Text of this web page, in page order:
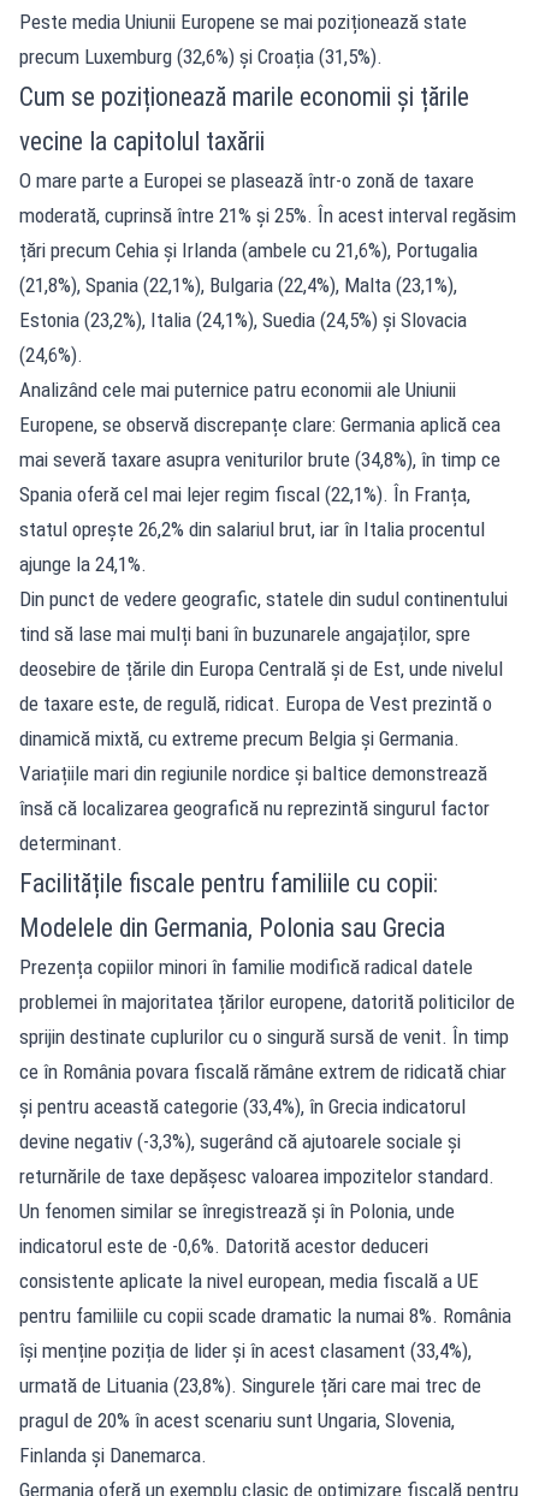
Peste media Uniunii Europene se mai poziționează state
precum Luxemburg (32,6%) și Croația (31,5%).
Cum se poziționează marile economii și țările
vecine la capitolul taxării
O mare parte a Europei se plasează într-o zonă de taxare
moderată, cuprinsă între 21% și 25%. În acest interval regăsim
țări precum Cehia și Irlanda (ambele cu 21,6%), Portugalia
(21,8%), Spania (22,1%), Bulgaria (22,4%), Malta (23,1%),
Estonia (23,2%), Italia (24,1%), Suedia (24,5%) și Slovacia
(24,6%).
Analizând cele mai puternice patru economii ale Uniunii
Europene, se observă discrepanțe clare: Germania aplică cea
mai severă taxare asupra veniturilor brute (34,8%), în timp ce
Spania oferă cel mai lejer regim fiscal (22,1%). În Franța,
statul oprește 26,2% din salariul brut, iar în Italia procentul
ajunge la 24,1%.
Din punct de vedere geografic, statele din sudul continentului
tind să lase mai mulți bani în buzunarele angajaților, spre
deosebire de țările din Europa Centrală și de Est, unde nivelul
de taxare este, de regulă, ridicat. Europa de Vest prezintă o
dinamică mixtă, cu extreme precum Belgia și Germania.
Variațiile mari din regiunile nordice și baltice demonstrează
însă că localizarea geografică nu reprezintă singurul factor
determinant.
Facilitățile fiscale pentru familiile cu copii:
Modelele din Germania, Polonia sau Grecia
Prezența copiilor minori în familie modifică radical datele
problemei în majoritatea țărilor europene, datorită politicilor de
sprijin destinate cuplurilor cu o singură sursă de venit. În timp
ce în România povara fiscală rămâne extrem de ridicată chiar
și pentru această categorie (33,4%), în Grecia indicatorul
devine negativ (-3,3%), sugerând că ajutoarele sociale și
returnările de taxe depășesc valoarea impozitelor standard.
Un fenomen similar se înregistrează și în Polonia, unde
indicatorul este de -0,6%. Datorită acestor deduceri
consistente aplicate la nivel european, media fiscală a UE
pentru familiile cu copii scade dramatic la numai 8%. România
își menține poziția de lider și în acest clasament (33,4%),
urmată de Lituania (23,8%). Singurele țări care mai trec de
pragul de 20% în acest scenariu sunt Ungaria, Slovenia,
Finlanda și Danemarca.
Germania oferă un exemplu clasic de optimizare fiscală pentru